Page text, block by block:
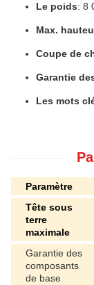
Le poids: 8
Max.
Coupe de
Garantie
Les mots
Paramètre
Tête sous
terre
maximale
Garantie des
composants
de base